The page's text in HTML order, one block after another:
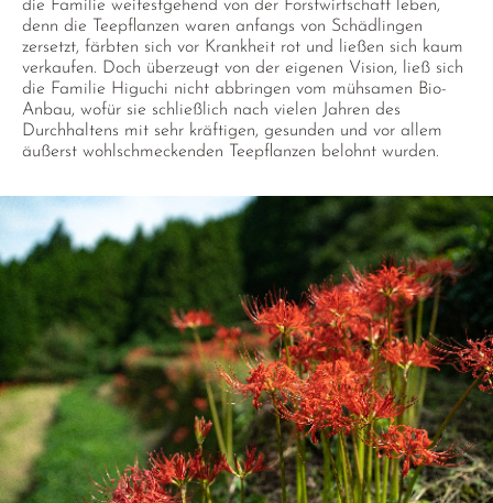
die Familie weitestgehend von der Forstwirtschaft leben,
denn die Teepflanzen waren anfangs von Schädlingen
zersetzt, färbten sich vor Krankheit rot und ließen sich kaum
verkaufen. Doch überzeugt von der eigenen Vision, ließ sich
die Familie Higuchi nicht abbringen vom mühsamen Bio-
Anbau, wofür sie schließlich nach vielen Jahren des
Durchhaltens mit sehr kräftigen, gesunden und vor allem
äußerst wohlschmeckenden Teepflanzen belohnt wurden.